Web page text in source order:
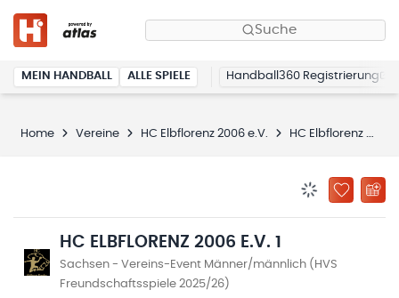
Suche
MEIN HANDBALL ALLE SPIELE Handball360 Registrierung
Home Vereine HC Elbflorenz 2006 e.V. HC Elbflorenz 2006 e.V. 1
ZU
HC ELBFLORENZ 2006 E.V. 1
Sachsen - Vereins-Event Männer/männlich (HVS
Freundschaftsspiele 2025/26)